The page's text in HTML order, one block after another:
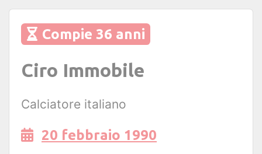
Compie 36 anni
Ciro Immobile
Calciatore italiano
20 febbraio 1990